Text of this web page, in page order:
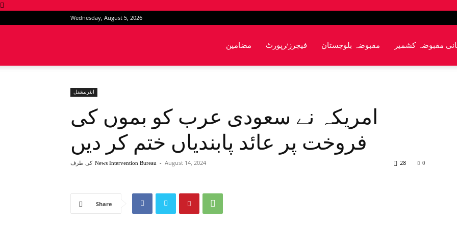
Wednesday, August 5, 2026
مضامین فیچرز/رپورٹ مقبوضہ بلوچستان مقبوضہ کشمیر
انٹرنیشنل
امریکہ نے سعودی عرب کو بموں کی
فروخت پر عائد پابندیاں ختم کر دیں
کی طرف News Intervention Bureau - August 14, 2024 0
28
Share